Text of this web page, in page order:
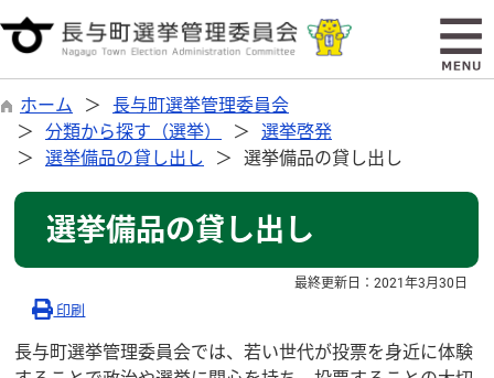
ホーム
長与町選挙管理委員会
分類から探す（選挙）
選挙啓発
選挙備品の貸し出し
選挙備品の貸し出し
選挙備品の貸し出し
最終更新日：2021年3月30日
印刷
長与町選挙管理委員会では、若い世代が投票を身近に体験